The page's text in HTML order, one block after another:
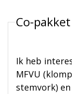
Co-pakket
Ik heb
MFVU
stemvork)